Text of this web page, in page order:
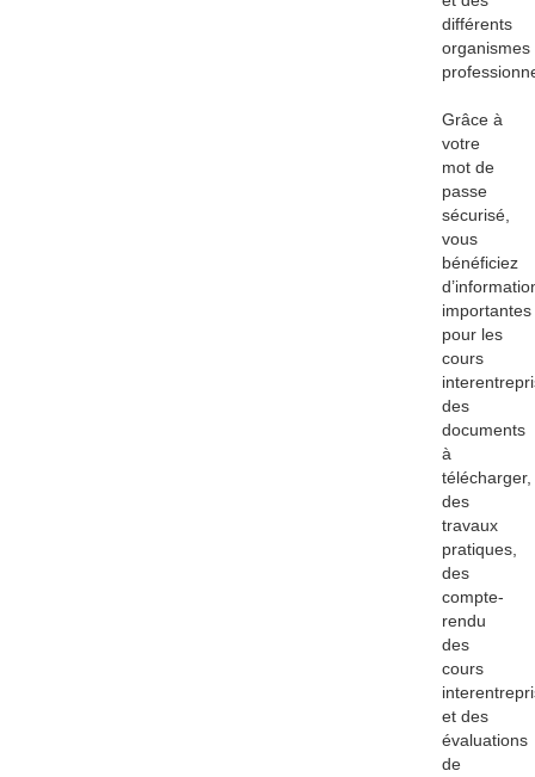
différents
organismes
Grâce à
votre
mot de
passe
sécurisé,
vous
bénéficiez
importantes
pour les
cours
des
documents
à
télécharger,
des
travaux
pratiques,
des
compte-
rendu
des
cours
et des
évaluations
de